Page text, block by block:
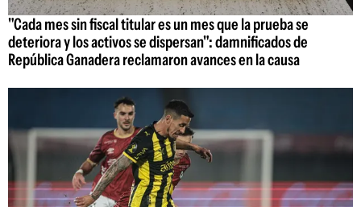
"Cada mes sin fiscal titular es un mes que la prueba se
deteriora y los activos se dispersan": damnificados de
República Ganadera reclamaron avances en la causa